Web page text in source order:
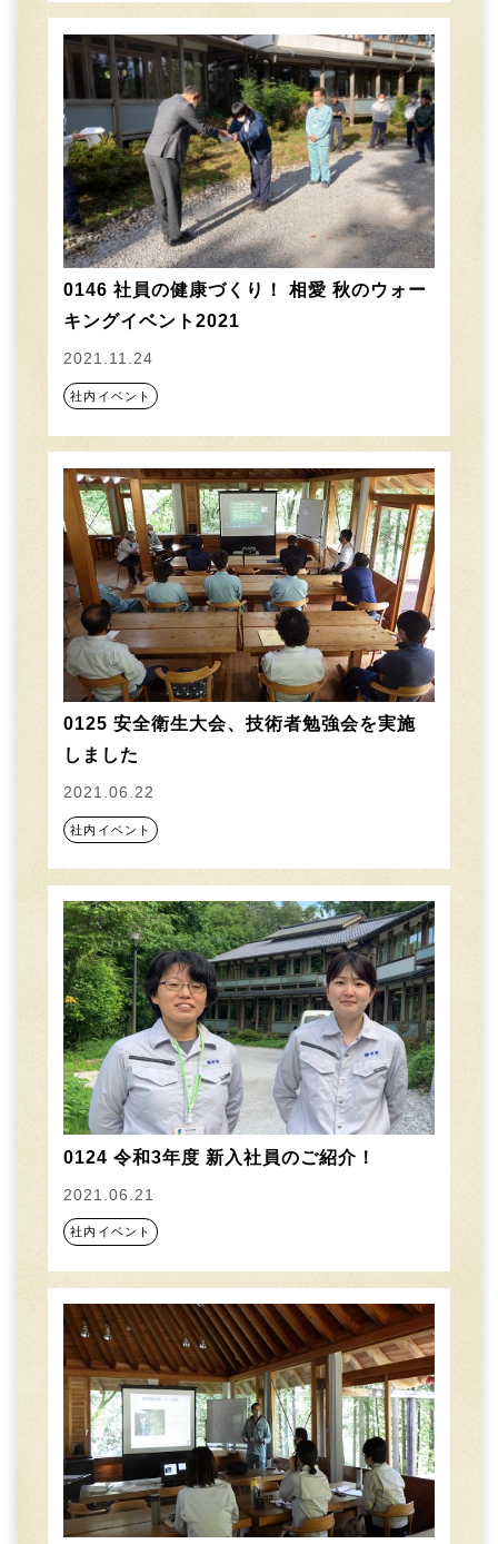
0146 社員の健康づくり！ 相愛 秋のウォー
キングイベント2021
2021.11.24
社内イベント
0125 安全衛生大会、技術者勉強会を実施
しました
2021.06.22
社内イベント
0124 令和3年度 新入社員のご紹介！
2021.06.21
社内イベント